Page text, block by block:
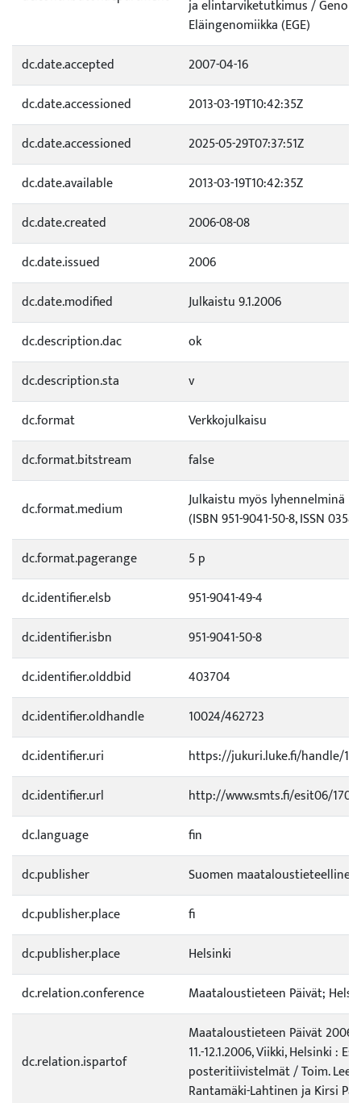
ja elintarviketutkimus /
Eläingenomiikka (EGE)
dc.date.accepted
2007-04-16
dc.date.accessioned
2013-03-19T10:42:35Z
dc.date.accessioned
2025-05-29T07:37:51Z
dc.date.available
2013-03-19T10:42:35Z
dc.date.created
2006-08-08
dc.date.issued
2006
dc.date.modified
Julkaistu 9.1.2006
dc.description.dac
ok
dc.description.sta
v
dc.format
Verkkojulkaisu
dc.format.bitstream
false
dc.format.medium
Julkaistu myös lyhennelminä
(ISBN 951-9041-50-8, ISSN
dc.format.pagerange
5 p
dc.identifier.elsb
951-9041-49-4
dc.identifier.isbn
951-9041-50-8
dc.identifier.olddbid
403704
dc.identifier.oldhandle
10024/462723
dc.identifier.uri
https://jukuri.luke.fi/handle/
dc.identifier.url
http://www.smts.fi/esit06/
dc.language
fin
dc.publisher
Suomen
dc.publisher.place
fi
dc.publisher.place
Helsinki
dc.relation.conference
Maataloustieteen Päivät;
dc.relation.ispartof
Maataloustieteen Päivät 2006
11.-12.1.2006, Viikki, Helsinki :
posteritiivistelmät / Toim.
Rantamäki-Lahtinen ja Kirsi